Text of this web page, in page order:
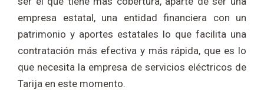
empresa estatal, una entidad financiera con un
patrimonio y aportes estatales lo que facilita una
contratación más efectiva y más rápida, que es lo
que necesita la empresa de servicios eléctricos de
Tarija en este momento.